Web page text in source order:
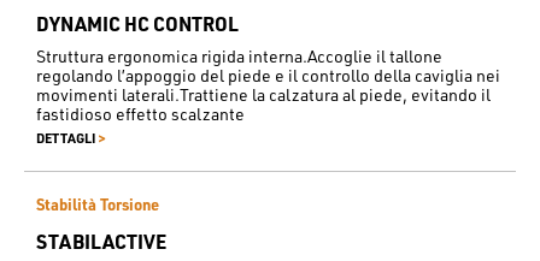
DYNAMIC HC CONTROL
Struttura ergonomica rigida interna.Accoglie il tallone
regolando l’appoggio del piede e il controllo della caviglia nei
movimenti laterali.Trattiene la calzatura al piede, evitando il
fastidioso effetto scalzante
DETTAGLI >
Stabilità Torsione
STABILACTIVE